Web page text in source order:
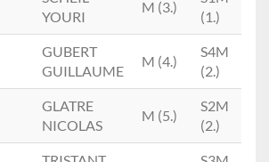
YOURI
M (3.)
(1.)
GUBERT
GUILLAUME
M (4.)
S4M
(2.)
GLATRE
NICOLAS
M (5.)
S2M
(2.)